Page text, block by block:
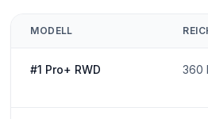
MODELL
#1 Pro+ RWD 360